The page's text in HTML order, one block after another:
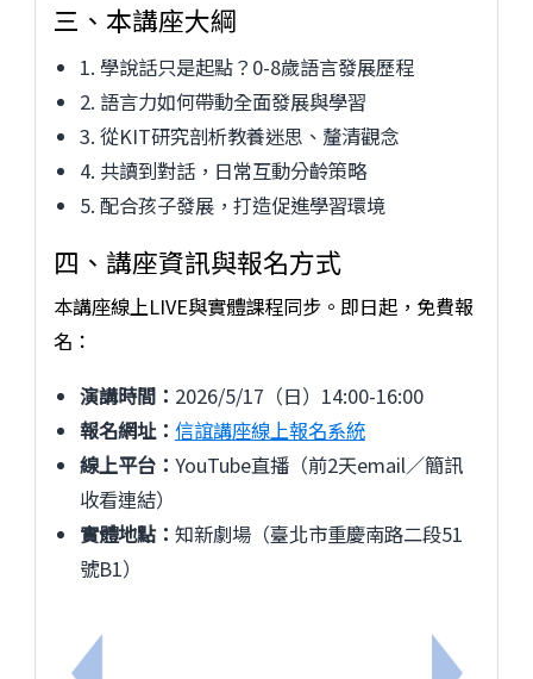
三、本講座大綱
1. 學說話只是起點？0-8歲語言發展歷程
2. 語言力如何帶動全面發展與學習
3. 從KIT研究剖析教養迷思、釐清觀念
4. 共讀到對話，日常互動分齡策略
5. 配合孩子發展，打造促進學習環境
四、講座資訊與報名方式
本講座線上LIVE與實體課程同步。即日起，免費報
名：
演講時間： 2026/5/17（日）14:00-16:00
報名網址： 信誼講座線上報名系統
線上平台： YouTube直播（前2天email／簡訊
收看連結）
實體地點： 知新劇場（臺北市重慶南路二段51
號B1）